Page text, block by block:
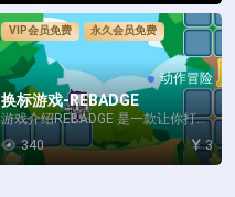
VIP会员免费 永久会员免费
动作冒险
换标游戏-REBADGE
游戏介绍REBADGE 是一款让你打破
规则的解谜平台游戏。重新思考那些
你一直以来...
340 3